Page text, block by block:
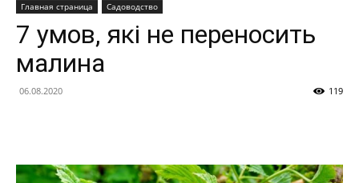
Главная страница Садоводство
7 умов, які не переносить
малина
06.08.2020 119